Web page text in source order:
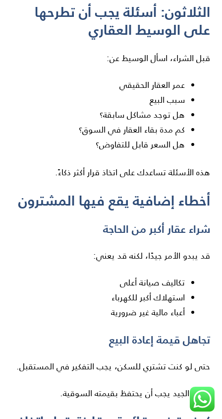
الثلاثون: أسئلة يجب أن تطرحها
على الوسيط العقاري
قبل الشراء، اسأل الوسيط عن:
عمر العقار الحقيقي
سبب البيع
هل توجد مشاكل سابقة؟
كم مدة بقاء العقار في السوق؟
هل السعر قابل للتفاوض؟
هذه الأسئلة تساعدك على اتخاذ قرار أكثر ذكاءً.
أخطاء إضافية يقع فيها المشترون
شراء عقار أكبر من الحاجة
قد يبدو الأمر جيدًا، لكنه قد يعني:
تكاليف صيانة أعلى
استهلاك أكبر للكهرباء
أعباء مالية غير ضرورية
تجاهل قيمة إعادة البيع
حتى لو كنت تشتري للسكن، يجب التفكير في المستقبل.
العقار الجيد يجب أن يحتفظ بقيمته السوقية.